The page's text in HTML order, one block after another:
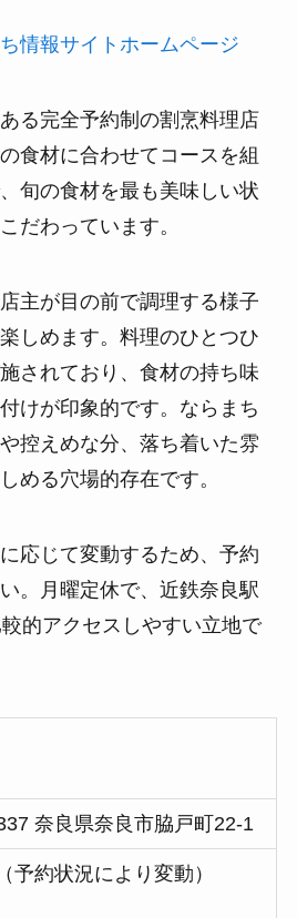
情報サイトホームページ
る完全予約制の割烹料理店
食材に合わせてコースを組
旬の食材を最も美味しい状
だわっています。
主が目の前で調理する様子
しめます。料理のひとつひ
されており、食材の持ち味
けが印象的です。ならまち
控えめな分、落ち着いた雰
める穴場的存在です。
応じて変動するため、予約
。月曜定休で、近鉄奈良駅
的アクセスしやすい立地で
奈良県奈良市脇戸町22-1
予約状況により変動）